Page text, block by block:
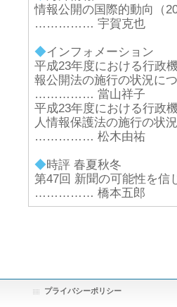
情報公開の国際的動向（
…………… 宇賀克也
◆インフォメーション
平成23年度における行政
報公開法の施行の状況につ
…………… 當山祥子
平成23年度における行政
人情報保護法の施行の状
…………… 松木由祐
◆時評 春夏秋冬
第47回 新聞の可能性を信
…………… 橋本五郎
プライバシーポリシー